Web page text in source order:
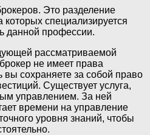
Это разделение
которых специализируется
данной профессии.
рассматриваемой
не имеет права
вы сохраняете за собой право
Существует услуга,
управлением. За ней
времени на управление
уровня знаний, чтобы